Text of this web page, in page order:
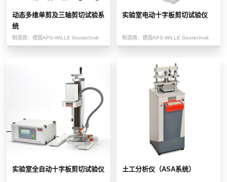
动态多维单剪及三轴剪切试验系
统
制造商： 德国APS-WILLE Geotechnik
实验室电动十字板剪切试验仪
制造商： 德国APS-WILLE Geotechnik
实验室全自动十字板剪切试验仪 土工分析仪（ASA系统）